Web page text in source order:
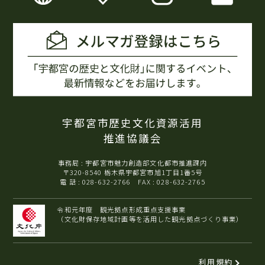
宇都宮市歴史文化資源活用
推進協議会
事務局 : 宇都宮市魅力創造部文化都市推進課内
〒320-8540 栃木県宇都宮市旭1丁目1番5号
電 話 : 028-632-2766 FAX : 028-632-2765
令和元年度 観光拠点形成重点支援事業
（文化財保存地域計画等を活用した観光拠点づくり事業）
利用規約